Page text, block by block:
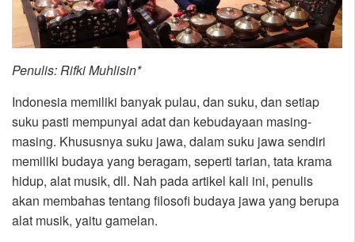
Penulis: Rifki Muhlisin*
Indonesia memiliki banyak pulau, dan suku, dan setiap
suku pasti mempunyai adat dan kebudayaan masing-
masing. Khususnya suku jawa, dalam suku jawa sendiri
memiliki budaya yang beragam, seperti tarian, tata krama
hidup, alat musik, dll. Nah pada artikel kali ini, penulis
akan membahas tentang filosofi budaya jawa yang berupa
alat musik, yaitu gamelan.